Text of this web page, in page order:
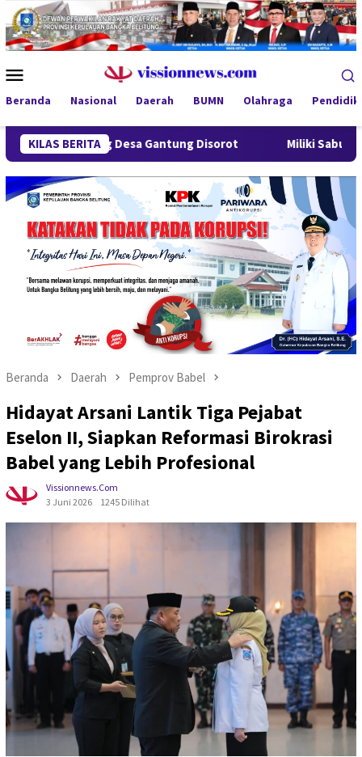
Loncat
ke
konten
Mobile
Beranda Nasional Daerah BUMN Olahraga
KILAS BERITA
Desa Gantung Disorot Miliki Sabu 50 Gram, IRT di
Beranda Daerah Pemprov Babel
Hidayat Arsani Lantik Tiga Pejabat
Eselon II, Siapkan Reformasi Birokrasi
Babel yang Lebih Profesional
Vissionnews.com
3 Juni 2026
1245 Dilihat